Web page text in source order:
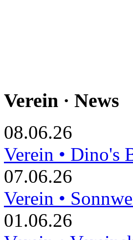
Verein · News
08.06.26
Verein • Dino's
07.06.26
Verein •
01.06.26